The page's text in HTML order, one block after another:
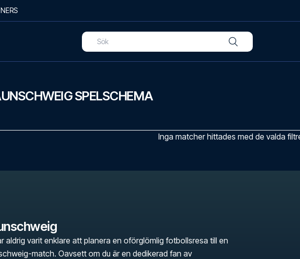
SPELSCHEMA
Inga matcher hittades med de valda
aldrig varit enklare att planera en oförglömlig fotbollsresa till en
match. Oavsett om du är en dedikerad fan av